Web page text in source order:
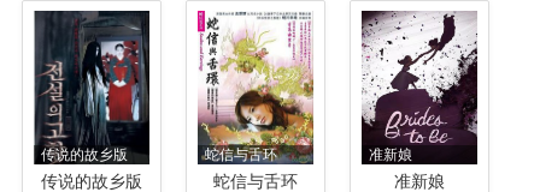
传说的故乡版
传说的故乡版
蛇信与舌环
蛇信与舌环
准新娘
准新娘